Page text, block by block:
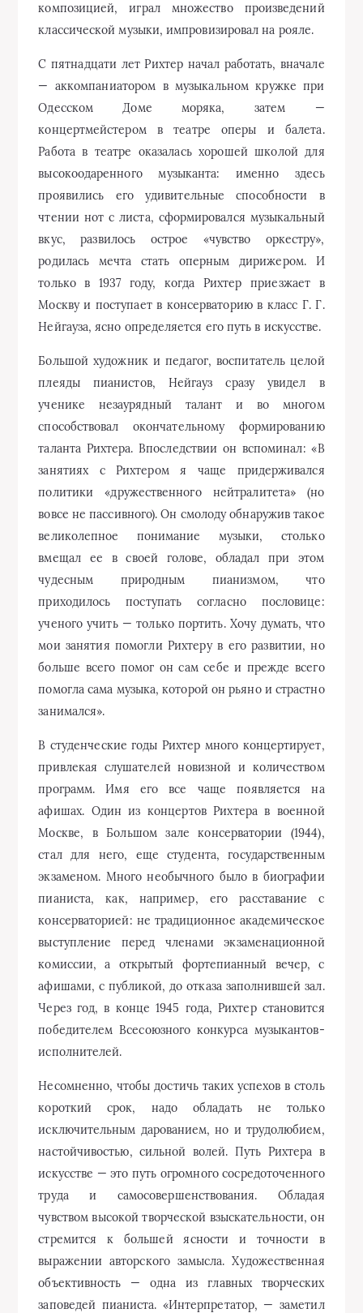
композицией, играл множество произведений
классической музыки, импровизировал на рояле.
С пятнадцати лет Рихтер начал работать, вначале
— аккомпаниатором в музыкальном кружке при
Одесском Доме моряка, затем —
концертмейстером в театре оперы и балета.
Работа в театре оказалась хорошей школой для
высокоодаренного музыканта: именно здесь
проявились его удивительные способности в
чтении нот с листа, сформировался музыкальный
вкус, развилось острое «чувство оркестру»,
родилась мечта стать оперным дирижером. И
только в 1937 году, когда Рихтер приезжает в
Москву и поступает в консерваторию в класс Г. Г.
Нейгауза, ясно определяется его путь в искусстве.
Большой художник и педагог, воспитатель целой
плеяды пианистов, Нейгауз сразу увидел в
ученике незаурядный талант и во многом
способствовал окончательному формированию
таланта Рихтера. Впоследствии он вспоминал: «В
занятиях с Рихтером я чаще придерживался
политики «дружественного нейтралитета» (но
вовсе не пассивного). Он смолоду обнаружив такое
великолепное понимание музыки, столько
вмещал ее в своей голове, обладал при этом
чудесным природным пианизмом, что
приходилось поступать согласно пословице:
ученого учить — только портить. Хочу думать, что
мои занятия помогли Рихтеру в его развитии, но
больше всего помог он сам себе и прежде всего
помогла сама музыка, которой он рьяно и страстно
занимался».
В студенческие годы Рихтер много концертирует,
привлекая слушателей новизной и количеством
программ. Имя его все чаще появляется на
афишах. Один из концертов Рихтера в военной
Москве, в Большом зале консерватории (1944),
стал для него, еще студента, государственным
экзаменом. Много необычного было в биографии
пианиста, как, например, его расставание с
консерваторией: не традиционное академическое
выступление перед членами экзаменационной
комиссии, а открытый фортепианный вечер, с
афишами, с публикой, до отказа заполнившей зал.
Через год, в конце 1945 года, Рихтер становится
победителем Всесоюзного конкурса музыкантов-
исполнителей.
Несомненно, чтобы достичь таких успехов в столь
короткий срок, надо обладать не только
исключительным дарованием, но и трудолюбием,
настойчивостью, сильной волей. Путь Рихтера в
искусстве — это путь огромного сосредоточенного
труда и самосовершенствования. Обладая
чувством высокой творческой взыскательности, он
стремится к большей ясности и точности в
выражении авторского замысла. Художественная
объективность — одна из главных творческих
заповедей пианиста. «Интерпретатор, — заметил